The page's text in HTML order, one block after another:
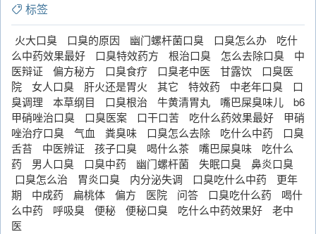
标签
火大口臭 口臭的原因 幽门螺杆菌口臭 口臭怎么办
吃什
么中药效果最好
口臭特效药方 根治口臭 怎么去除口臭
中
医辩证
偏方秘方 口臭食疗 口臭老中医 甘露饮
口臭医
院
女人口臭 肝火还是胃火 其它 特效药 中老年口臭
口
臭调理
本草纲目 口臭根治 牛黄清胃丸 嘴巴屎臭味儿
b6
甲硝唑治口臭
口臭医案 口干口苦 吃什么药效果最好
甲硝
唑治疗口臭
气血 粪臭味 口臭怎么去除 吃什么中药
口臭
舌苔
中医辨证 孩子口臭 喝什么茶 嘴巴屎臭味
吃什么
药
男人口臭 口臭中药 幽门螺杆菌 失眠口臭
鼻炎口臭
口臭怎么治
胃炎口臭 内分泌失调 口臭吃什么中药
更年
期
中成药 扁桃体 偏方 医院 问答 口臭吃什么药
喝什
么中药
呼吸臭 便秘 便秘口臭 吃什么中药效果好
老中
医